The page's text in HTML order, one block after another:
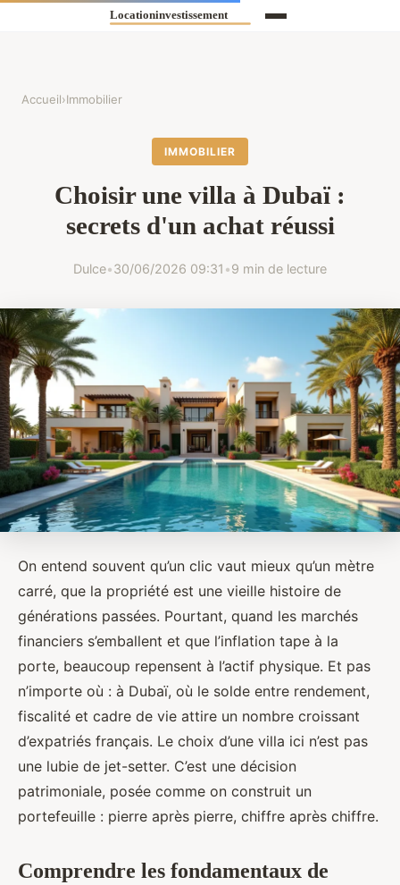
Accueil›Immobilier
IMMOBILIER
Choisir une villa à Dubaï :
secrets d'un achat réussi
Dulce•30/06/2026 09:31 •9 min de lecture
On entend souvent qu’un clic vaut mieux qu’un mètre
carré, que la propriété est une vieille histoire de
générations passées. Pourtant, quand les marchés
financiers s’emballent et que l’inflation tape à la
porte, beaucoup repensent à l’actif physique. Et pas
n’importe où : à Dubaï, où le solde entre rendement,
fiscalité et cadre de vie attire un nombre croissant
d’expatriés français. Le choix d’une villa ici n’est pas
une lubie de jet-setter. C’est une décision
patrimoniale, posée comme on construit un
portefeuille : pierre après pierre, chiffre après chiffre.
Comprendre les fondamentaux de